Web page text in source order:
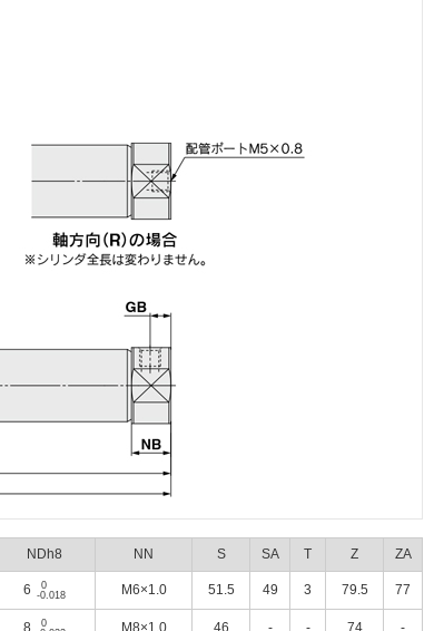
NDh8 NN S SA T Z ZA
6 0
-0.018
M6×1.0 51.5 49 3 79.5 77
0